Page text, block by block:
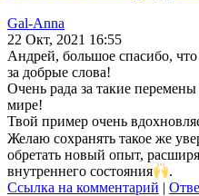
Gal-Anna
22 Окт, 2021 16:55
Андрей, большое спасибо,
за добрые слова!
Очень рада за такие
мире!
Твой пример очень
Желаю сохранять такое же
обретать новый опыт,
внутреннего состояния
.
Ссылка на комментарий |